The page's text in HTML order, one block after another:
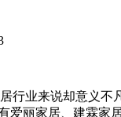
业来说却意义不
爱丽家居、建霖家